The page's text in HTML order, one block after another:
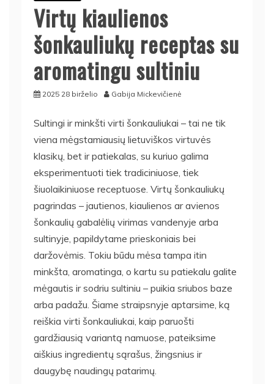
Virtų kiaulienos
šonkauliukų receptas su
aromatingu sultiniu
2025 28 birželio Gabija Mickevičienė
Sultingi ir minkšti virti šonkauliukai – tai ne tik
viena mėgstamiausių lietuviškos virtuvės
klasikų, bet ir patiekalas, su kuriuo galima
eksperimentuoti tiek tradiciniuose, tiek
šiuolaikiniuose receptuose. Virtų šonkauliukų
pagrindas – jautienos, kiaulienos ar avienos
šonkaulių gabalėlių virimas vandenyje arba
sultinyje, papildytame prieskoniais bei
daržovėmis. Tokiu būdu mėsa tampa itin
minkšta, aromatinga, o kartu su patiekalu galite
mėgautis ir sodriu sultiniu – puikia sriubos baze
arba padažu. Šiame straipsnyje aptarsime, ką
reiškia virti šonkauliukai, kaip paruošti
gardžiausią variantą namuose, pateiksime
aiškius ingredientų sąrašus, žingsnius ir
daugybę naudingų patarimų.